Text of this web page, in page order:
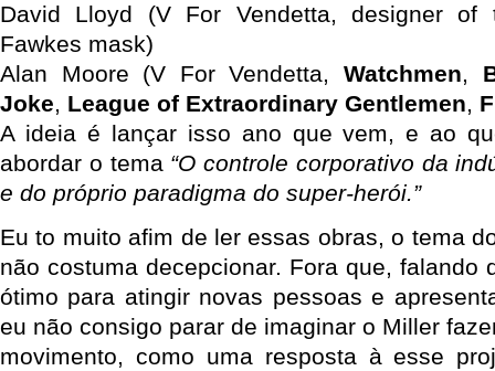
David Lloyd (V For Vendetta, designer of
Fawkes mask)
Alan Moore (V For Vendetta,
Watchmen,
Joke, League of Extraordinary Gentlemen,
A ideia é lançar isso ano que vem, e ao
abordar o tema “O controle corporativo da
e do próprio paradigma do super-herói.”
Eu to muito afim de ler essas obras, o tema
não costuma decepcionar. Fora que, falando
ótimo para atingir novas pessoas e
eu não consigo parar de imaginar o Miller
movimento, como uma resposta à esse